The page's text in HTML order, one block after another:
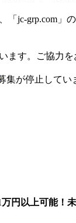
「jc-grp.com」
ます。ご協力を
集が停止してい
円以上可能！